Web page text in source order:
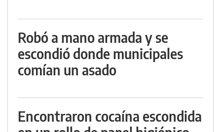
Robó a mano armada y se
escondió donde municipales
comían un asado
Encontraron cocaína escondida